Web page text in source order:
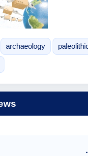
archaeology